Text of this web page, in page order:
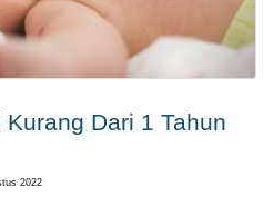
Dari 1 Tahun
2022